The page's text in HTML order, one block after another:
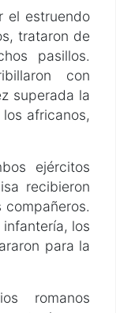
el estruendo
trataron de
pasillos.
con
superada la
africanos,
ejércitos
recibieron
los
para la
romanos